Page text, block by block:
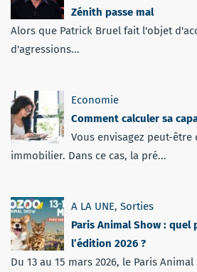
Zénith passe mal
Alors que Patrick Bruel fait l'objet
d'agressions...
Economie
Comment calculer sa
Vous envisagez peut-être
immobilier. Dans ce cas, la pré...
A LA UNE, Sorties
Paris Animal Show : quel
l’édition 2026 ?
Du 13 au 15 mars 2026, le Paris